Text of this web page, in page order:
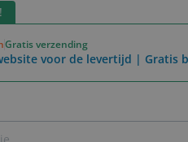
Gratis verzending
voor de levertijd | Gratis